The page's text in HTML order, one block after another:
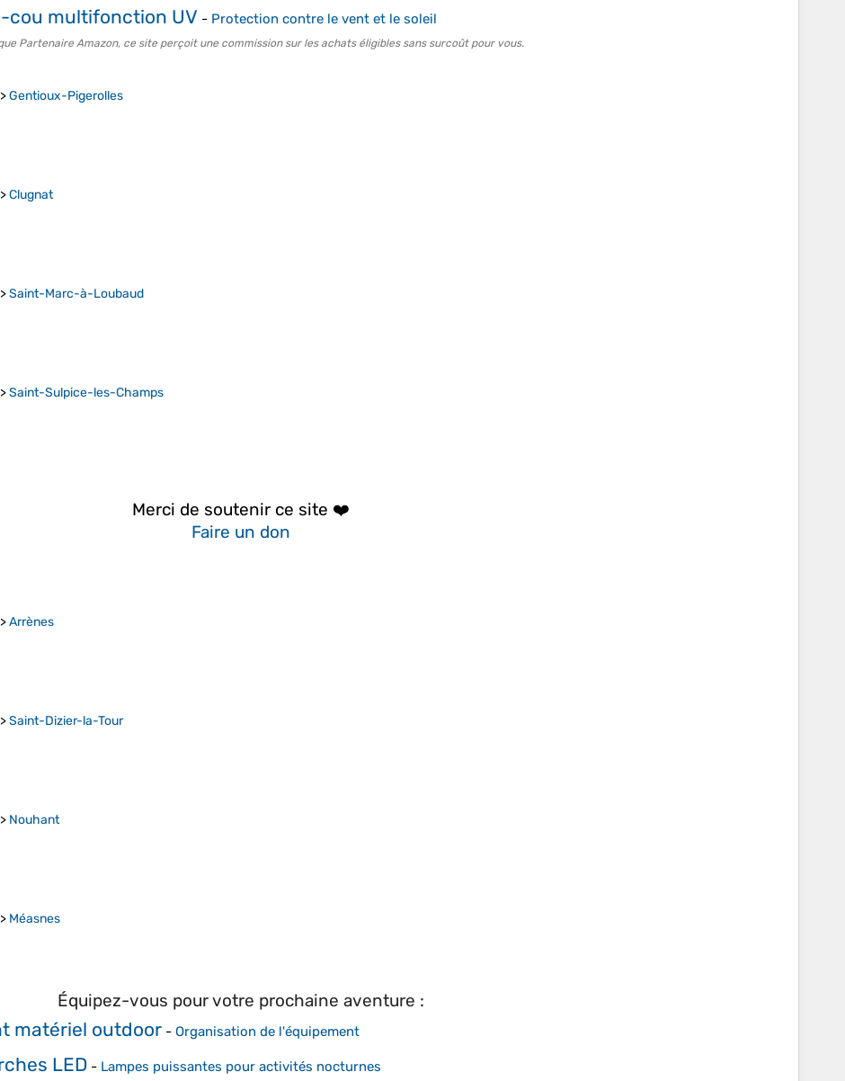
cou multifonction UV - Protection contre le vent et le soleil
Partenaire Amazon, ce site perçoit une commission sur les achats éligibles sans surcoût pour vous.
>Gentioux-Pigerolles
>Clugnat
>Saint-Marc-à-Loubaud
>Saint-Sulpice-les-Champs
Merci de soutenir ce site ❤️
Faire un don
>Arrènes
>Saint-Dizier-la-Tour
> Nouhant
> Méasnes
Équipez-vous pour votre prochaine aventure :
matériel outdoor- Organisation de l'équipement
LED- Lampes puissantes pour activités nocturnes